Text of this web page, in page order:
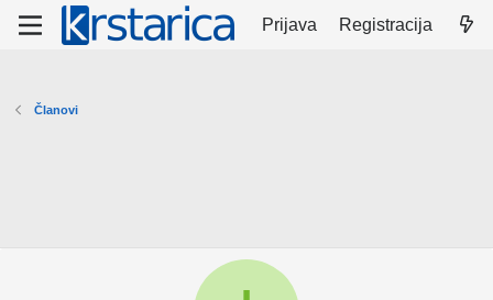
Prijava Registracija
Članovi